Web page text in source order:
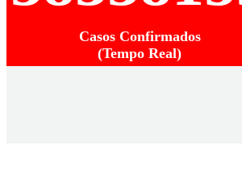
Casos Confirmados
(Tempo Real)